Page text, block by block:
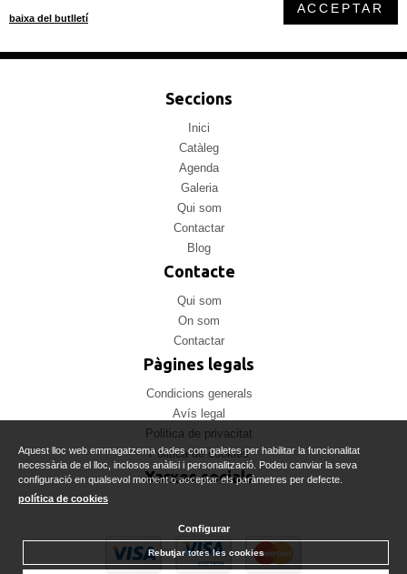
baixa del butlletí
ACCEPTAR
Seccions
Inici
Catàleg
Agenda
Galeria
Qui som
Contactar
Blog
Contacte
Qui som
On som
Contactar
Pàgines legals
Condicions generals
Avís legal
Politica de privacitat
Politica de cookies
Xarxes socials
Aquest lloc web emmagatzema dades com galetes per habilitar la funcionalitat
necessària de el lloc, inclosos anàlisi i personalització. Podeu canviar la seva
configuració en qualsevol moment o acceptar els paràmetres per defecte.
política de cookies
Configurar
Rebutjar totes les cookies